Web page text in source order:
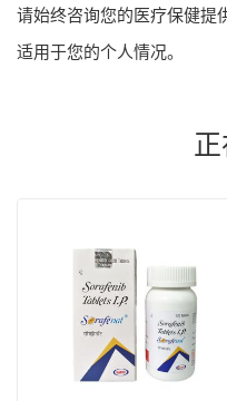
请始终咨询您的医疗保健提
适用于您的个人情况。